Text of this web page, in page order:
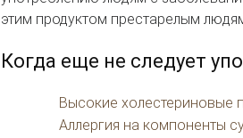
этим продуктом престарелым
Когда еще не следует
Высокие холестериновые
Аллергия на компоненты